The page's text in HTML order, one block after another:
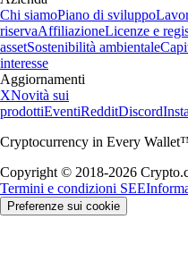
Chi siamoPiano di sviluppo
riservaAffiliazioneLicenze e
assetSostenibilità ambientale
interesse
Aggiornamenti
XNovità sui
prodottiEventiRedditDiscord
Cryptocurrency in Every
Copyright © 2018-2026
Termini e condizioni SEE
Preferenze sui cookie